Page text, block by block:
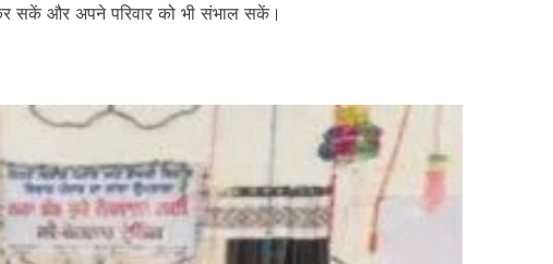
सकें और अपने परिवार को भी संभाल सकें।